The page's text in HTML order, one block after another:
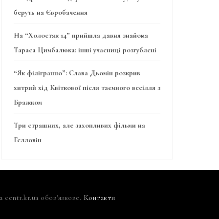
беруть на Євробачення
На “Холостяк 14” прийшла давня знайома
Тараса Цимбалюка: інші учасниці розгублені
“Як філігранно”: Слава Дьомін розкрив
хитрий хід Квіткової після таємного весілля з
Бражком
Три страшних, але захопливих фільми на
Гелловін
centr.kr.ua обов'язкове. Контакти